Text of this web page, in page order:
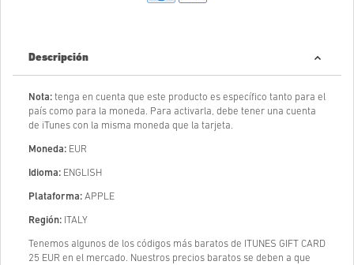
Descripción
Nota: tenga en cuenta que este producto es específico tanto para el
país como para la moneda. Para activarla, debe tener una cuenta
de iTunes con la misma moneda que la tarjeta.
Moneda: EUR
Idioma: ENGLISH
Plataforma: APPLE
Región: ITALY
Tenemos algunos de los códigos más baratos de ITUNES GIFT CARD
25 EUR en el mercado. Nuestros precios baratos se deben a que